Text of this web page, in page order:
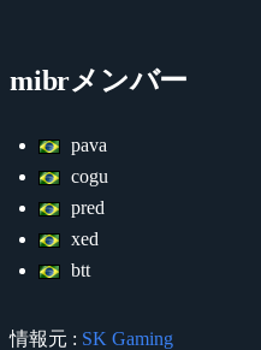
mibrメンバー
pava
cogu
pred
xed
btt
情報元 : SK Gaming